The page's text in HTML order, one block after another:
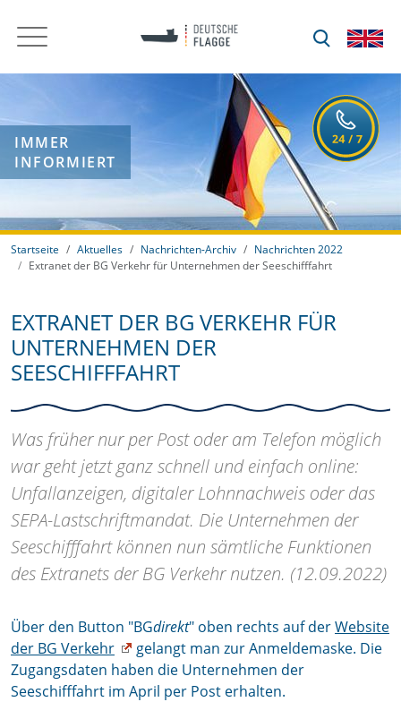
IMMER
INFORMIERT
Startseite Aktuelles Nachrichten-Archiv
Nachrichten 2022
Extranet der BG Verkehr für Unternehmen der Seeschifffahrt
EXTRANET DER BG VERKEHR FÜR
UNTERNEHMEN DER
SEESCHIFFFAHRT
Was früher nur per Post oder am Telefon möglich
war geht jetzt ganz schnell und einfach online:
Unfallanzeigen, digitaler Lohnnachweis oder das
SEPA-Lastschriftmandat. Die Unternehmen der
Seeschifffahrt können nun sämtliche Funktionen
des Extranets der BG Verkehr nutzen. (12.09.2022)
Über den Button "BGdirekt" oben rechts auf derWebsite
der BG Verkehr
gelangt man zur Anmeldemaske. Die
Zugangsdaten haben die Unternehmen der
Seeschifffahrt im April per Post erhalten.